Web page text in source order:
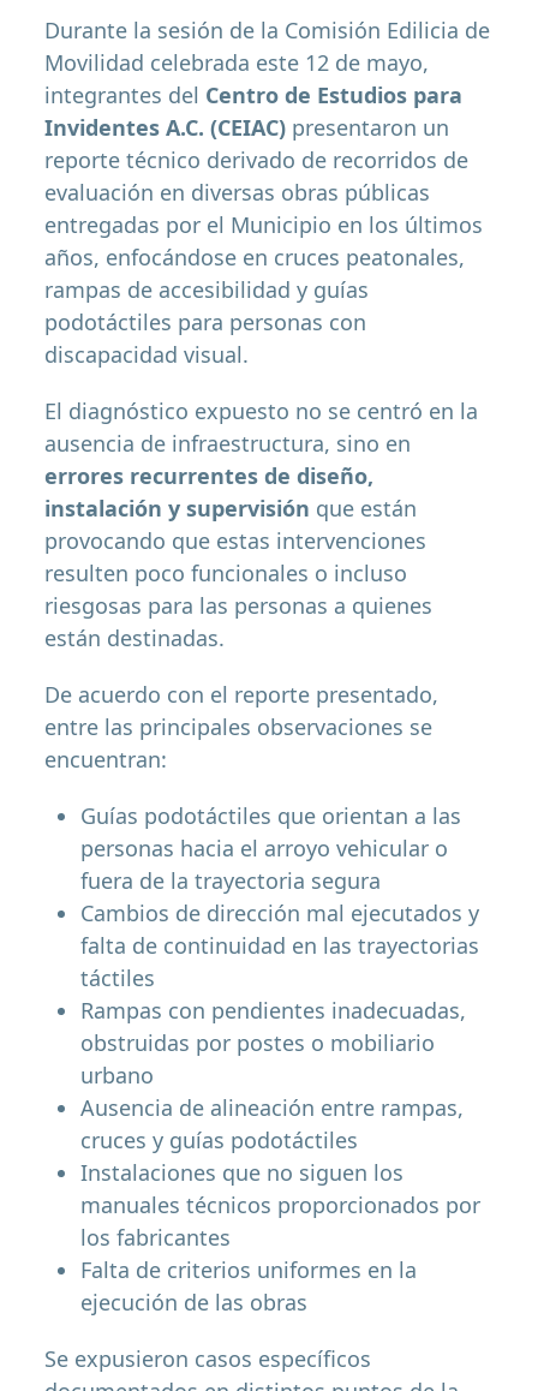
Durante la sesión de la Comisión Edilicia de
Movilidad celebrada este 12 de mayo,
integrantes del Centro de Estudios para
Invidentes A.C. (CEIAC) presentaron un
reporte técnico derivado de recorridos de
evaluación en diversas obras públicas
entregadas por el Municipio en los últimos
años, enfocándose en cruces peatonales,
rampas de accesibilidad y guías
podotáctiles para personas con
discapacidad visual.
El diagnóstico expuesto no se centró en la
ausencia de infraestructura, sino en
errores recurrentes de diseño,
instalación y supervisión que están
provocando que estas intervenciones
resulten poco funcionales o incluso
riesgosas para las personas a quienes
están destinadas.
De acuerdo con el reporte presentado,
entre las principales observaciones se
encuentran:
Guías podotáctiles que orientan a las
personas hacia el arroyo vehicular o
fuera de la trayectoria segura
Cambios de dirección mal ejecutados y
falta de continuidad en las trayectorias
táctiles
Rampas con pendientes inadecuadas,
obstruidas por postes o mobiliario
urbano
Ausencia de alineación entre rampas,
cruces y guías podotáctiles
Instalaciones que no siguen los
manuales técnicos proporcionados por
los fabricantes
Falta de criterios uniformes en la
ejecución de las obras
Se expusieron casos específicos